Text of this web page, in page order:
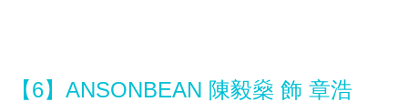
【6】ANSONBEAN 陳毅燊 飾 章浩